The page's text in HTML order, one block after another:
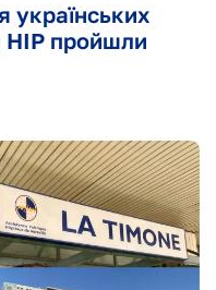
українських
НІР пройшли